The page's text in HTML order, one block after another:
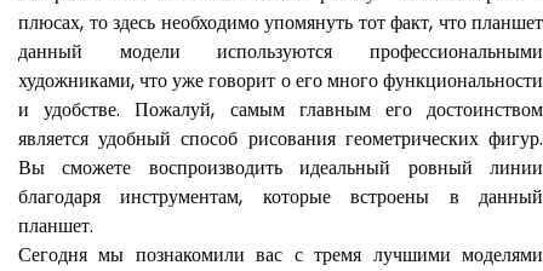
плюсах, то здесь необходимо упомянуть тот факт, что планшет
данный модели используются профессиональными
художниками, что уже говорит о его много функциональности
и удобстве. Пожалуй, самым главным его достоинством
является удобный способ рисования геометрических фигур.
Вы сможете воспроизводить идеальный ровный линии
благодаря инструментам, которые встроены в данный
планшет.
Сегодня мы познакомили вас с тремя лучшими моделями